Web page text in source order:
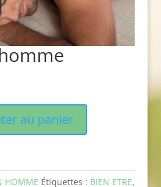
au panier
HOMME Étiquettes : BIEN ETRE,